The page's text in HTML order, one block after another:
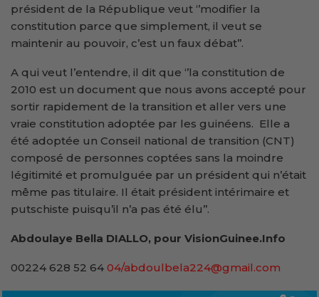
président de la République veut ‘’modifier la
constitution parce que simplement, il veut se
maintenir au pouvoir, c’est un faux débat’’.
A qui veut l’entendre, il dit que ‘’la constitution de
2010 est un document que nous avons accepté pour
sortir rapidement de la transition et aller vers une
vraie constitution adoptée par les guinéens. Elle a
été adoptée un Conseil national de transition (CNT)
composé de personnes coptées sans la moindre
légitimité et promulguée par un président qui n’était
même pas titulaire. Il était président intérimaire et
putschiste puisqu’il n’a pas été élu’’.
Abdoulaye Bella DIALLO, pour VisionGuinee.Info
00224 628 52 64 04/abdoulbela224@gmail.com